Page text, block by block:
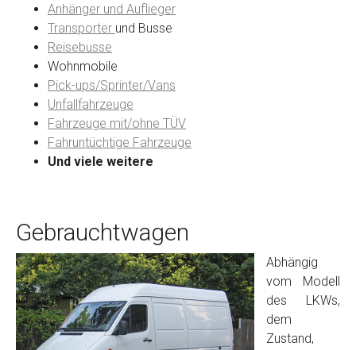
Anhänger und Auflieger
Transporter und Busse
Reisebusse
Wohnmobile
Pick-ups/Sprinter/Vans
Unfallfahrzeuge
Fahrzeuge mit/ohne TÜV
Fahruntüchtige Fahrzeuge
Und viele weitere
Gebrauchtwagen
Abhängig
vom Modell
des LKWs,
dem
Zustand,